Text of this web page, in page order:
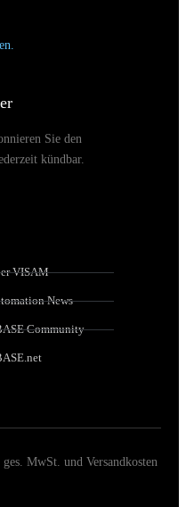
Sie den
kündbar.
VISAM
News
Community
MwSt. und Versandkosten